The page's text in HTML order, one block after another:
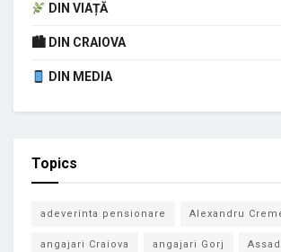
DIN VIAȚĂ
🏙 DIN CRAIOVA
DIN MEDIA
Topics
adeverinta pensionare Alexandru
angajari Craiova angajari Gorj